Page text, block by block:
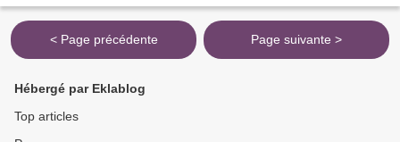
< Page précédente Page suivante >
Hébergé par Eklablog
Top articles